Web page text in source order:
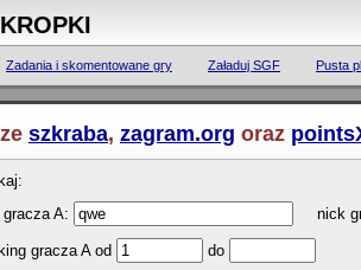
KROPKI
Zadania i skomentowane gry Załaduj SGF Pusta
szkraba, zagram.org oraz
A:
nick
gracza A od do